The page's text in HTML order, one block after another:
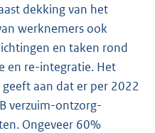
dekking van het
werknemers ook
en taken rond
en re-integratie. Het
geeft aan dat er per 2022
verzuim-ontzorg-
Ongeveer 60%